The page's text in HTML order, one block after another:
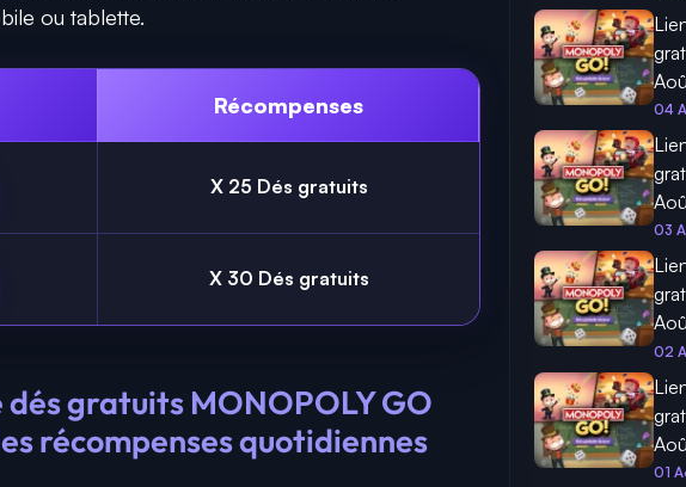
ou tablette.
Récompenses
X 25 Dés gratuits
X 30 Dés gratuits
dés gratuits MONOPOLY GO
récompenses quotidiennes
04
03
02
01